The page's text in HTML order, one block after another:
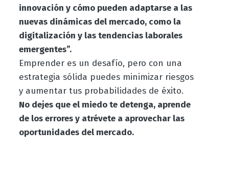
innovación y cómo pueden adaptarse a las
nuevas dinámicas del mercado, como la
digitalización y las tendencias laborales
emergentes”.
Emprender es un desafío, pero con una
estrategia sólida puedes minimizar riesgos
y aumentar tus probabilidades de éxito.
No dejes que el miedo te detenga, aprende
de los errores y atrévete a aprovechar las
oportunidades del mercado.